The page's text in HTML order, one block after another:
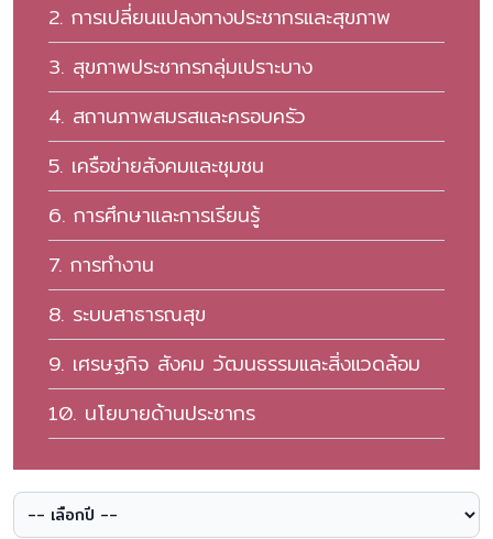
2. การเปลี่ยนแปลงทางประชากรและสุขภาพ
3. สุขภาพประชากรกลุ่มเปราะบาง
4. สถานภาพสมรสและครอบครัว
5. เครือข่ายสังคมและชุมชน
6. การศึกษาและการเรียนรู้
7. การทํางาน
8. ระบบสาธารณสุข
9. เศรษฐกิจ สังคม วัฒนธรรมและสิ่งแวดล้อม
10. นโยบายด้านประชากร